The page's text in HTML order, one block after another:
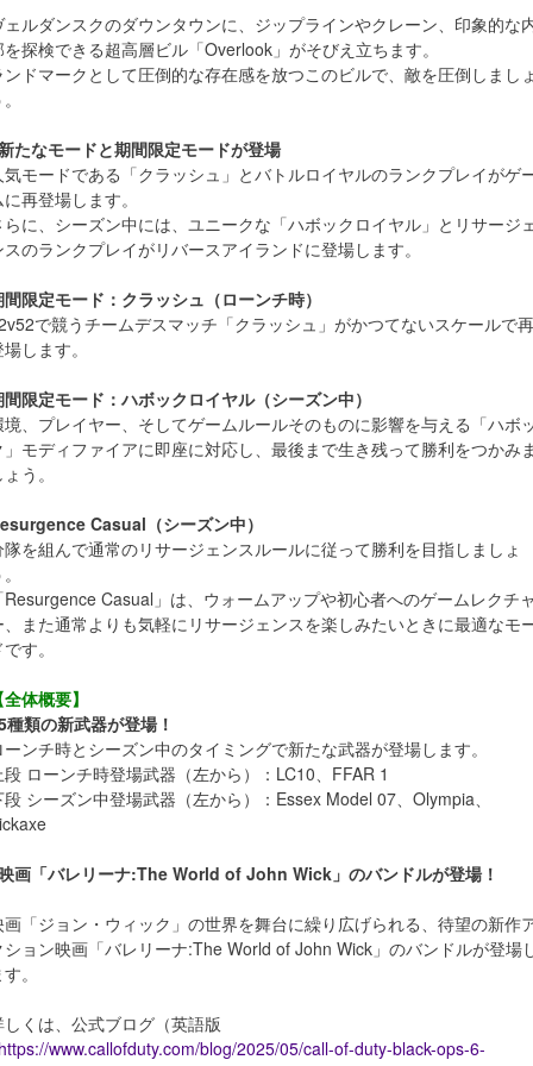
ェルダンスクのダウンタウンに、ジップラインやクレーン、印象的な
を探検できる超高層ビル「Overlook」がそびえ立ちます。
ンドマークとして圧倒的な存在感を放つこのビルで、敵を圧倒しましょ
たなモードと期間限定モードが登場
気モードである「クラッシュ」とバトルロイヤルのランクプレイがゲ
再登場します。
らに、シーズン中には、ユニークな「ハボックロイヤル」とリサージ
スのランクプレイがリバースアイランドに登場します。
間限定モード：クラッシュ（ローンチ時）
で競うチームデスマッチ「クラッシュ」がかつてないスケールで再
します。
間限定モード：ハボックロイヤル（シーズン中）
境、プレイヤー、そしてゲームルールそのものに影響を与える「ハボ
」モディファイアに即座に対応し、最後まで生き残って勝利をつかみま
う。
Casual（シーズン中）
隊を組んで通常のリサージェンスルールに従って勝利を目指しましょ
Resurgence Casual」は、ウォームアップや初心者へのゲームレクチャ
、また通常よりも気軽にリサージェンスを楽しみたいときに最適なモ
す。
体概要】
種類の新武器が登場！
ーンチ時とシーズン中のタイミングで新たな武器が登場します。
段 ローンチ時登場武器（左から）：LC10、FFAR 1
段 シーズン中登場武器（左から）：Essex Model 07、Olympia、
画「バレリーナ:The World of John Wick」のバンドルが登場！
画「ジョン・ウィック」の世界を舞台に繰り広げられる、待望の新作
ション映画「バレリーナ:The World of John Wick」のバンドルが登場
。
しくは、公式ブログ（英語版
www.callofduty.com/blog/2025/05/call-of-duty-black-ops-6-